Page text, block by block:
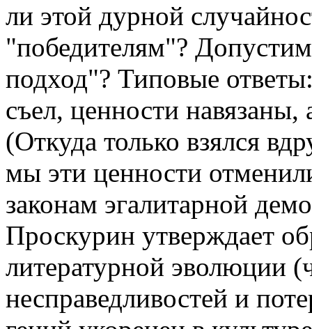
ли этой дурной
"победителям"?
подход"? Типовые
съел, ценности
(Откуда только взялся
мы эти ценности
законам эгалитарной
Проскурин утверждает
литературной эволюции
несправедливостей и